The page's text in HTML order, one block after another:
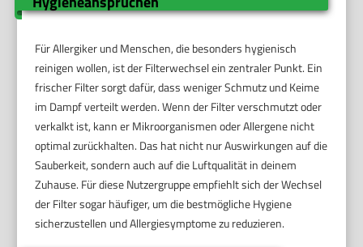
Für Allergiker und Menschen, die besonders hygienisch
reinigen wollen, ist der Filterwechsel ein zentraler Punkt. Ein
frischer Filter sorgt dafür, dass weniger Schmutz und Keime
im Dampf verteilt werden. Wenn der Filter verschmutzt oder
verkalkt ist, kann er Mikroorganismen oder Allergene nicht
optimal zurückhalten. Das hat nicht nur Auswirkungen auf die
Sauberkeit, sondern auch auf die Luftqualität in deinem
Zuhause. Für diese Nutzergruppe empfiehlt sich der Wechsel
der Filter sogar häufiger, um die bestmögliche Hygiene
sicherzustellen und Allergiesymptome zu reduzieren.